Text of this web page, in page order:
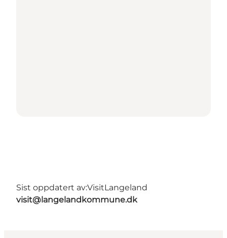
Sist oppdatert av:VisitLangeland
visit@langelandkommune.dk